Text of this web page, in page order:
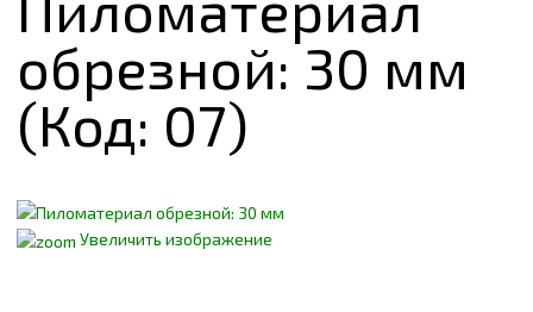
ПРОИЗВОДСТВО ТАРЫ
О КОМПАНИИ
КОНТАКТЫ
обрезной: 30 мм
(Код: 07)
Увеличить изображение